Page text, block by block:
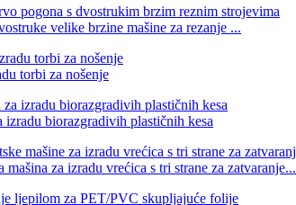
velike brzine mašine za rezanje ...
torbi za nošenje
biorazgradivih plastičnih kesa
za izradu vrećica s tri strane za zatvaranje...